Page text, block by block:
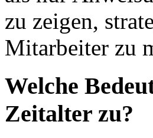
zu zeigen,
Mitarbeiter zu
Welche
Zeitalter zu?